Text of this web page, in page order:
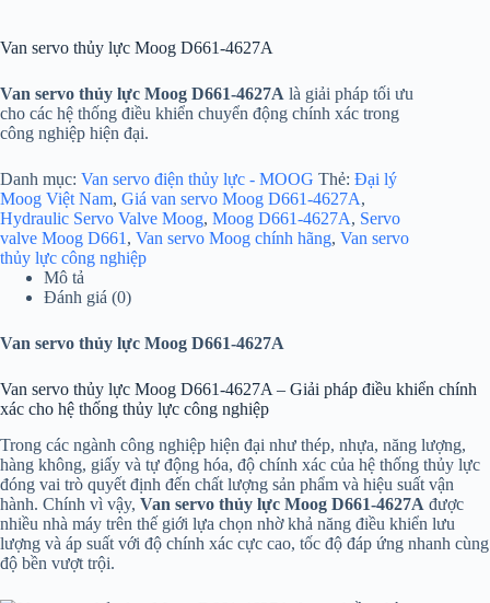
Van servo thủy lực Moog D661-4627A
Van servo thủy lực Moog D661-4627A là giải pháp tối ưu
cho các hệ thống điều khiển chuyển động chính xác trong
công nghiệp hiện đại.
Danh mục: Van servo điện thủy lực - MOOG Thẻ: Đại lý
Moog Việt Nam, Giá van servo Moog D661-4627A,
Hydraulic Servo Valve Moog, Moog D661-4627A, Servo
valve Moog D661 , Van servo Moog chính hãng, Van servo
thủy lực công nghiệp
Mô tả
Đánh giá (0)
Van servo thủy lực Moog D661-4627A
Van servo thủy lực Moog D661-4627A – Giải pháp điều khiển chính
xác cho hệ thống thủy lực công nghiệp
Trong các ngành công nghiệp hiện đại như thép, nhựa, năng lượng,
hàng không, giấy và tự động hóa, độ chính xác của hệ thống thủy lực
đóng vai trò quyết định đến chất lượng sản phẩm và hiệu suất vận
hành. Chính vì vậy, Van servo thủy lực Moog D661-4627A được
nhiều nhà máy trên thế giới lựa chọn nhờ khả năng điều khiển lưu
lượng và áp suất với độ chính xác cực cao, tốc độ đáp ứng nhanh cùng
độ bền vượt trội.